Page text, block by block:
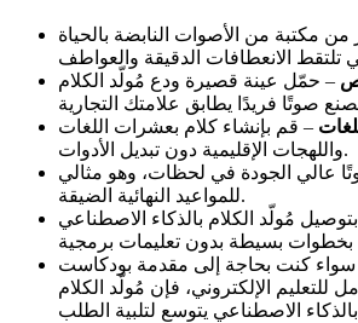
من مكتبة من الأصوات النابضة بالحياة
– حمّل عينة قصيرة ودع مُولّد الكلام
– قم بإنشاء كلام بعشرات اللغات
واللهجات الإقليمية دون تبديل الأدوات.
عالي الجودة في لحظات، وهو مثالي
للمواعيد النهائية الضيقة.
مُولّد الكلام بالذكاء الاصطناعي
كنت بحاجة إلى مقدمة بودكاست
للتعليم الإلكتروني، فإن مُولّد الكلام